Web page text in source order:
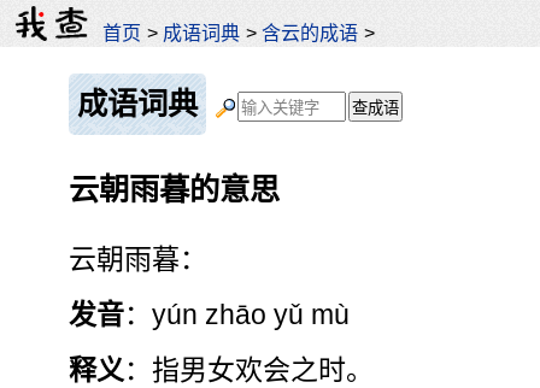
首页 > 成语词典 >含云的成语 >
成语词典
云朝雨暮的意思
云朝雨暮：
发音：yún zhāo yǔ mù
释义 ：指男女欢会之时。